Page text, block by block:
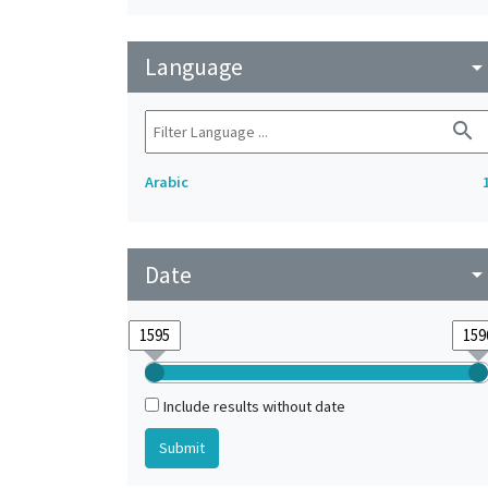
Language arrow_drop_down
search
Arabic
Date arrow_drop_down
Include results without date